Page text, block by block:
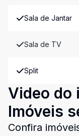
Sala de Jantar
Sala de TV
Split
Video do
Imóveis
Confira